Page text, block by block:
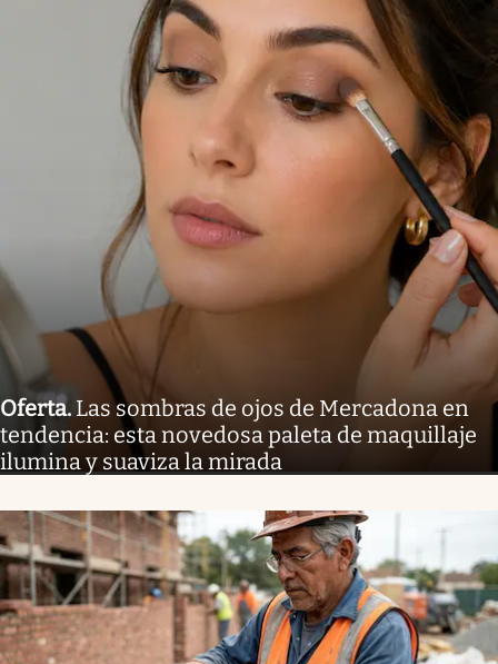
Oferta. Las sombras de ojos de Mercadona en
tendencia: esta novedosa paleta de maquillaje
ilumina y suaviza la mirada